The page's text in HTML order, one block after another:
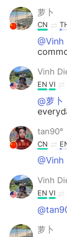
萝卜
CN
@Vinh
Vinh
EN VI
@萝卜
tan90°
CN
@Vinh
Vinh
EN VI
萝卜